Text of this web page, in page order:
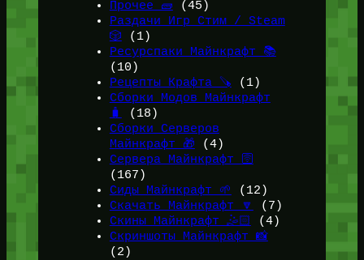
Прочее 🧱 (45)
Раздачи Игр Стим / Steam
🎲 (1)
Ресурспаки Майнкрафт 📚
(10)
Рецепты Крафта 🪚 (1)
Сборки Модов Майнкрафт
🧳
(18)
Сборки Серверов
Майнкрафт 🎁 (4)
Сервера Майнкрафт 🛜
(167)
Сиды Майнкрафт 🌱
(12)
Скачать Майнкрафт 🔽
(7)
Скины Майнкрафт 🤹🏻
(4)
Скриншоты Майнкрафт 📸
(2)